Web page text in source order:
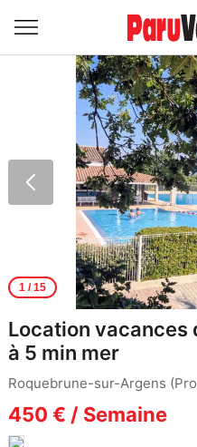
1/ 15
Location vacances
à 5 min mer
Roquebrune-sur-Argens
450 € / Semaine